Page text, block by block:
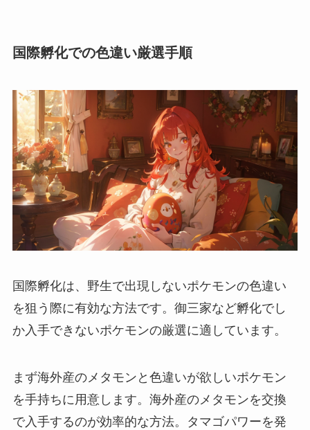
国際孵化での色違い厳選手順
国際孵化は、野生で出現しないポケモンの色違い
を狙う際に有効な方法です。御三家など孵化でし
か入手できないポケモンの厳選に適しています。
まず海外産のメタモンと色違いが欲しいポケモン
を手持ちに用意します。海外産のメタモンを交換
で入手するのが効率的な方法。タマゴパワーを発